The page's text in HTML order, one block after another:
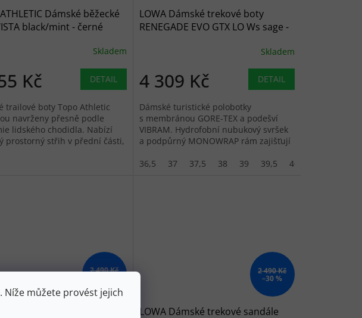
můžete provést jejich
Dámské běžecké
black/mint - černé
Skladem
Kč DETAIL
trailové boty Topo Athletic
navrženy přesně podle
lidského chodidla. Nabízí
prostorný střih v přední části,
LOWA Dámské trekové boty
RENEGADE EVO GTX LO Ws sage -
Skladem
4 309 Kč DETAIL
Dámské turistické polobotky
s membránou GORE-TEX a podešví
VIBRAM. Hydrofobní nubukový svršek
a podpůrný MONOWRAP rám zajišťují
36,5
37 37,5 38 39 39,5 40
2 490 Kč 2 490 Kč
–30 %
LOWA Dámské trekové sandále